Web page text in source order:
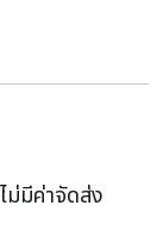
ม่มีค่าจัดส่ง